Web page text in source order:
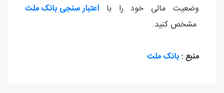
وضعیت مالی خود را با اعتبار سنجی بانک ملت
مشخص کنید.
منبع :بانک ملت